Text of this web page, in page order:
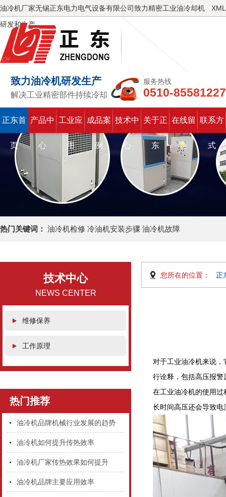
XML
油冷机厂家无锡正东电力电气设备有限公司致力精密工业油冷却机
研发和生产
致力油冷机研发生产
解决工业精密部件持续冷却
服务热线
0510-85581227
正东首
页
产品中
心
工业应
用
成品案
例
技术中
心
关于正
东
在线留
言
联系方
式
热门关键词： 油冷机检修 冷油机安装步骤 油冷机故障
技术中心
NEWS CENTER
维修保养
工作原理
热门推荐
油冷机品牌机械行业发展的趋势
油冷机如何提升传热效率
油冷机厂家传热效果如何提升
油冷机品牌主要应用效率
您所在的位置： 正
对于工业油冷机来说
行诠释，包括高压报
在工业油冷机的使用
长时间高压还会导致